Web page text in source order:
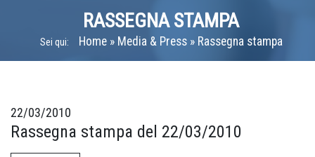
RASSEGNA STAMPA
Sei qui: Home» Media & Press» Rassegna stampa
22/03/2010
Rassegna stampa del 22/03/2010